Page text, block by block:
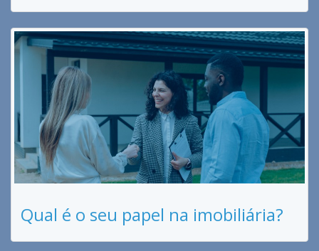
Qual é o seu papel na imobiliária?